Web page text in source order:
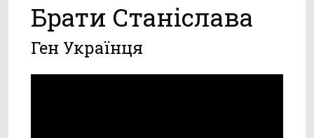
Брати Станіслава
Ген Українця